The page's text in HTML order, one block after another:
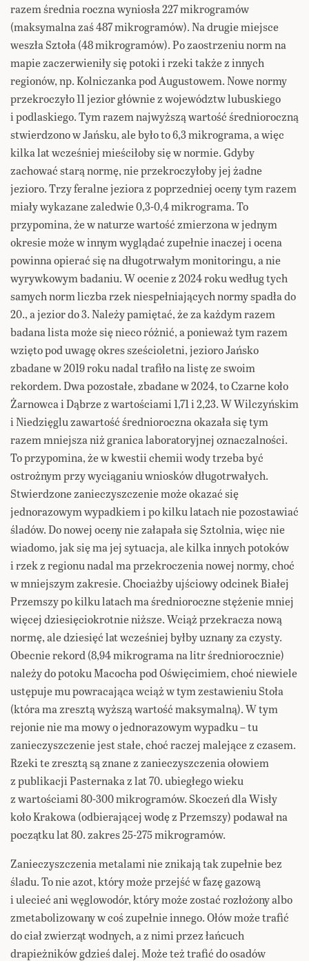
razem średnia roczna wyniosła 227 mikrogramów
(maksymalna zaś 487 mikrogramów). Na drugie miejsce
weszła Sztoła (48 mikrogramów). Po zaostrzeniu norm na
mapie zaczerwieniły się potoki i rzeki także z innych
regionów, np. Kolniczanka pod Augustowem. Nowe normy
przekroczyło 11 jezior głównie z województw lubuskiego
i podlaskiego. Tym razem najwyższą wartość średnioroczną
stwierdzono w Jańsku, ale było to 6,3 mikrograma, a więc
kilka lat wcześniej mieściłoby się w normie. Gdyby
zachować starą normę, nie przekroczyłoby jej żadne
jezioro. Trzy feralne jeziora z poprzedniej oceny tym razem
miały wykazane zaledwie 0,3-0,4 mikrograma. To
przypomina, że w naturze wartość zmierzona w jednym
okresie może w innym wyglądać zupełnie inaczej i ocena
powinna opierać się na długotrwałym monitoringu, a nie
wyrywkowym badaniu. W ocenie z 2024 roku według tych
samych norm liczba rzek niespełniających normy spadła do
20., a jezior do 3. Należy pamiętać, że za każdym razem
badana lista może się nieco różnić, a ponieważ tym razem
wzięto pod uwagę okres sześcioletni, jezioro Jańsko
zbadane w 2019 roku nadal trafiło na listę ze swoim
rekordem. Dwa pozostałe, zbadane w 2024, to Czarne koło
Żarnowca i Dąbrze z wartościami 1,71 i 2,23. W Wilczyńskim
i Niedzięglu zawartość średnioroczna okazała się tym
razem mniejsza niż granica laboratoryjnej oznaczalności.
To przypomina, że w kwestii chemii wody trzeba być
ostrożnym przy wyciąganiu wniosków długotrwałych.
Stwierdzone zanieczyszczenie może okazać się
jednorazowym wypadkiem i po kilku latach nie pozostawiać
śladów. Do nowej oceny nie załapała się Sztolnia, więc nie
wiadomo, jak się ma jej sytuacja, ale kilka innych potoków
i rzek z regionu nadal ma przekroczenia nowej normy, choć
w mniejszym zakresie. Chociażby ujściowy odcinek Białej
Przemszy po kilku latach ma średnioroczne stężenie mniej
więcej dziesięciokrotnie niższe. Wciąż przekracza nową
normę, ale dziesięć lat wcześniej byłby uznany za czysty.
Obecnie rekord (8,94 mikrograma na litr średniorocznie)
należy do potoku Macocha pod Oświęcimiem, choć niewiele
ustępuje mu powracająca wciąż w tym zestawieniu Stoła
(która ma zresztą wyższą wartość maksymalną). W tym
rejonie nie ma mowy o jednorazowym wypadku – tu
zanieczyszczenie jest stałe, choć raczej malejące z czasem.
Rzeki te zresztą są znane z zanieczyszczenia ołowiem
z publikacji Pasternaka z lat 70. ubiegłego wieku
z wartościami 80-300 mikrogramów. Skoczeń dla Wisły
koło Krakowa (odbierającej wodę z Przemszy) podawał na
początku lat 80. zakres 25-275 mikrogramów.
Zanieczyszczenia metalami nie znikają tak zupełnie bez
śladu. To nie azot, który może przejść w fazę gazową
i ulecieć ani węglowodór, który może zostać rozłożony albo
zmetabolizowany w coś zupełnie innego. Ołów może trafić
do ciał zwierząt wodnych, a z nimi przez łańcuch
drapieżników gdzieś dalej. Może też trafić do osadów